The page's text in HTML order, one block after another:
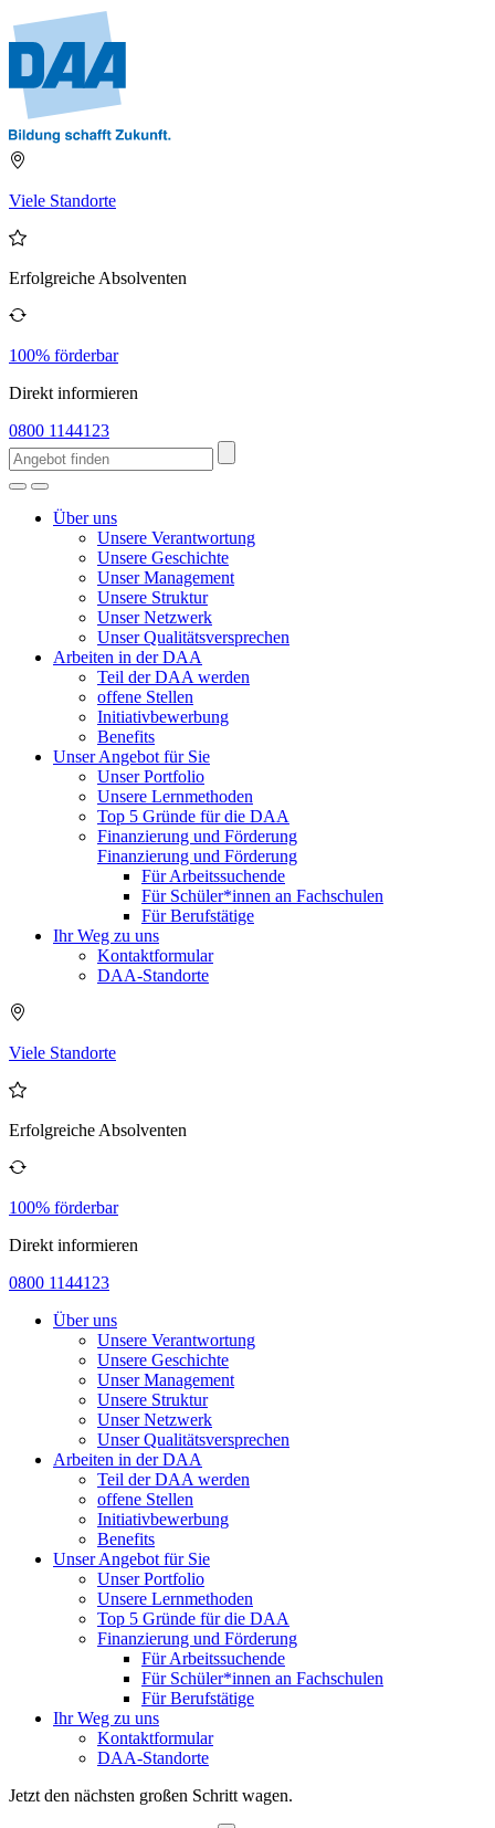
Viele Standorte
Erfolgreiche Absolventen
100% förderbar
Direkt informieren
0800 1144123
Über uns
Unsere Verantwortung
Unsere Geschichte
Unser Management
Unsere Struktur
Unser Netzwerk
Unser Qualitätsversprechen
Arbeiten in der DAA
Teil der DAA werden
offene Stellen
Initiativbewerbung
Benefits
Unser Angebot für Sie
Unser Portfolio
Unsere Lernmethoden
Top 5 Gründe für die DAA
Finanzierung und Förderung
Finanzierung und Förderung
Für Arbeitssuchende
Für Schüler*innen an Fachschulen
Für Berufstätige
Ihr Weg zu uns
Kontaktformular
DAA-Standorte
Viele Standorte
Erfolgreiche Absolventen
100% förderbar
Direkt informieren
0800 1144123
Über uns
Unsere Verantwortung
Unsere Geschichte
Unser Management
Unsere Struktur
Unser Netzwerk
Unser Qualitätsversprechen
Arbeiten in der DAA
Teil der DAA werden
offene Stellen
Initiativbewerbung
Benefits
Unser Angebot für Sie
Unser Portfolio
Unsere Lernmethoden
Top 5 Gründe für die DAA
Finanzierung und Förderung
Für Arbeitssuchende
Für Schüler*innen an Fachschulen
Für Berufstätige
Ihr Weg zu uns
Kontaktformular
DAA-Standorte
Jetzt den nächsten großen Schritt wagen.